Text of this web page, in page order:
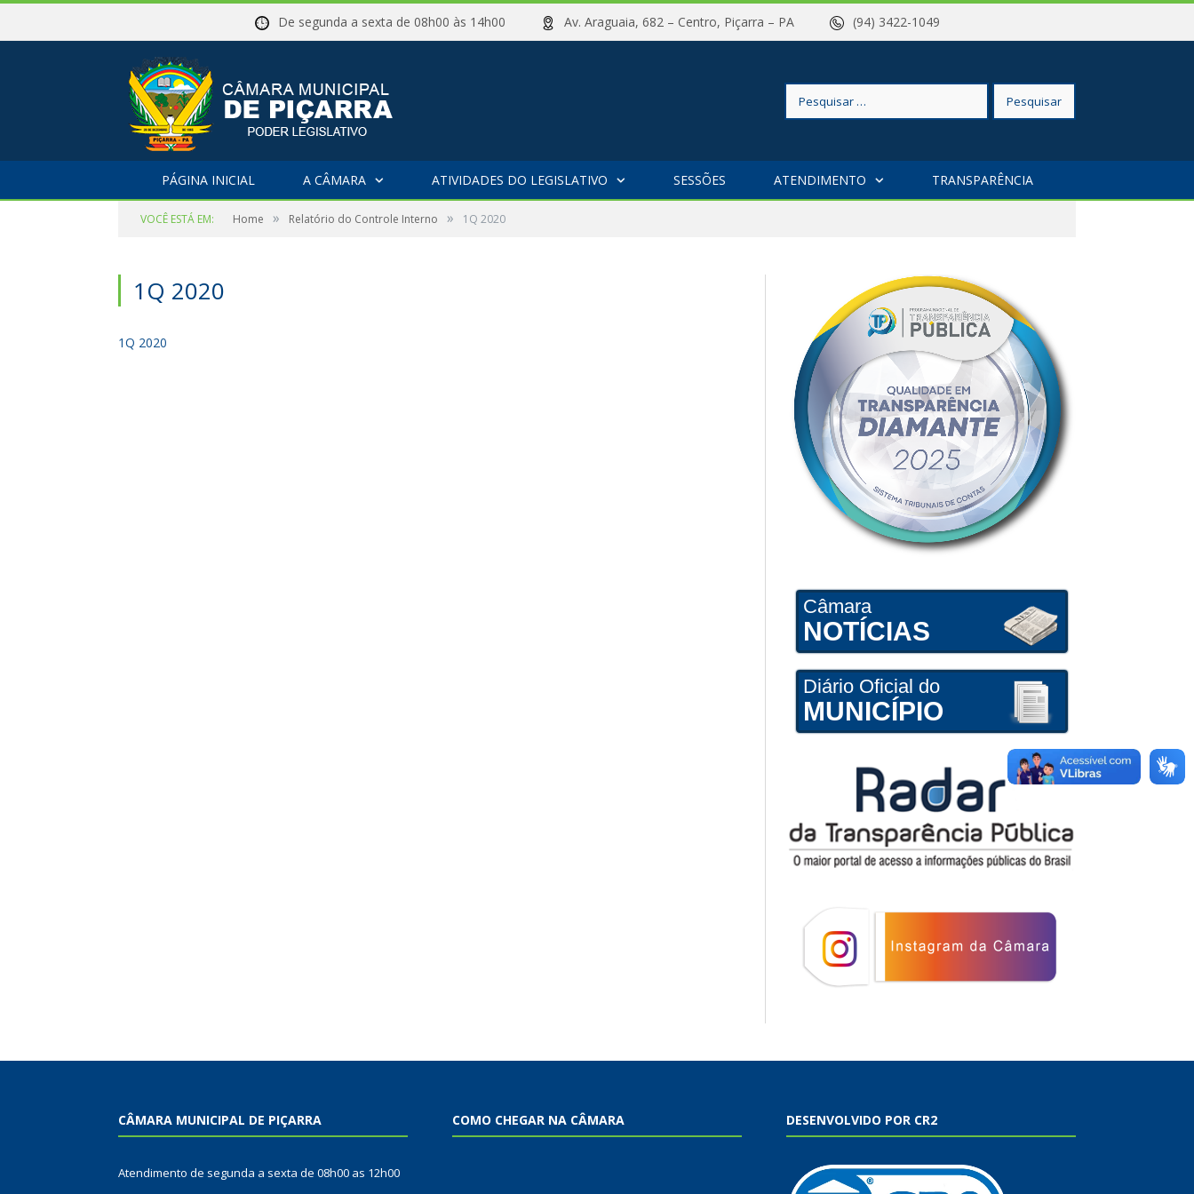
De segunda a sexta de 08h00 às 14h00 Av. Araguaia, 682 – Centro, Piçarra – PA (94) 3422-1049
Pesquisar
PÁGINA INICIAL A CÂMARA ATIVIDADES DO LEGISLATIVO SESSÕES ATENDIMENTO TRANSPARÊNCIA
VOCÊ ESTÁ EM: Home » Relatório do Controle Interno » 1Q 2020
1Q 2020
1Q 2020
Câmara
NOTÍCIAS
Diário Oficial do
MUNICÍPIO
CÂMARA MUNICIPAL DE PIÇARRA
Atendimento de segunda a sexta de 08h00 as 12h00
COMO CHEGAR NA CÂMARA DESENVOLVIDO POR CR2